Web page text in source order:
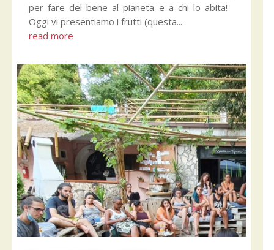
per fare del bene al pianeta e a chi lo abita!
Oggi vi presentiamo i frutti (questa...
read more